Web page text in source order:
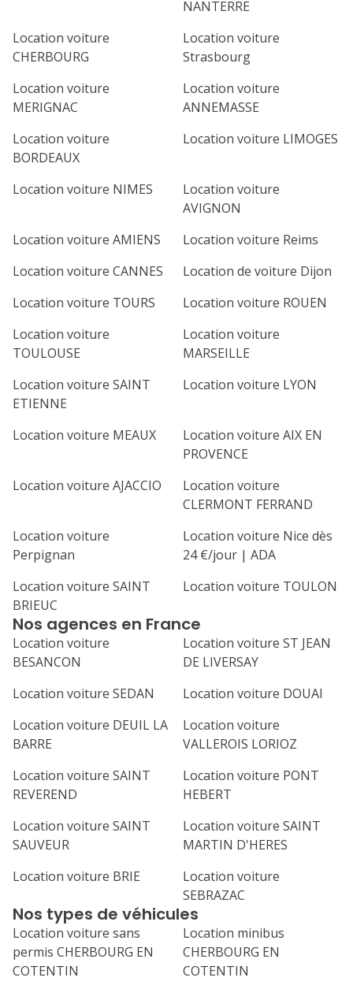
NANTERRE
Location voiture
CHERBOURG
Location voiture
Strasbourg
Location voiture
MERIGNAC
Location voiture
ANNEMASSE
Location voiture
BORDEAUX
Location voiture LIMOGES
Location voiture NIMES
Location voiture
AVIGNON
Location voiture AMIENS
Location voiture Reims
Location voiture CANNES
Location de voiture Dijon
Location voiture TOURS
Location voiture ROUEN
Location voiture
TOULOUSE
Location voiture
MARSEILLE
Location voiture SAINT
ETIENNE
Location voiture LYON
Location voiture MEAUX
Location voiture AIX EN
PROVENCE
Location voiture AJACCIO
Location voiture
CLERMONT FERRAND
Location voiture
Perpignan
Location voiture Nice dès
24 €/jour | ADA
Location voiture SAINT
BRIEUC
Location voiture TOULON
Nos agences en France
Location voiture
BESANCON
Location voiture ST JEAN
DE LIVERSAY
Location voiture SEDAN
Location voiture DOUAI
Location voiture DEUIL LA
BARRE
Location voiture
VALLEROIS LORIOZ
Location voiture SAINT
REVEREND
Location voiture PONT
HEBERT
Location voiture SAINT
SAUVEUR
Location voiture SAINT
MARTIN D'HERES
Location voiture BRIE
Location voiture
SEBRAZAC
Nos types de véhicules
Location voiture sans
permis CHERBOURG EN
COTENTIN
Location minibus
CHERBOURG EN
COTENTIN